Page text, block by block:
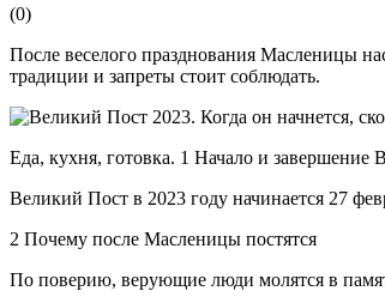
(0)
После веселого празднования Масленицы
традиции и запреты стоит соблюдать.
Еда, кухня, готовка. 1 Начало и завершение
Великий Пост в 2023 году начинается 27
2 Почему после Масленицы постятся
По поверию, верующие люди молятся в